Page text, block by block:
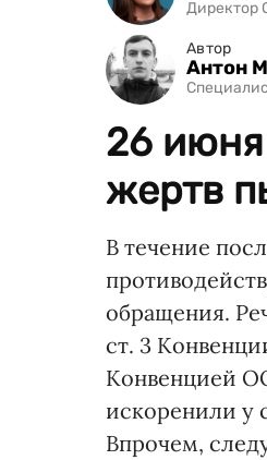
Директор
Автор
Антон
26
жертв
В течение
обращения.
ст. 3
Конвенцией
искоренили у
Впрочем,